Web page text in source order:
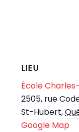
LIEU
École
2505, rue
St-Hubert,
Google Map